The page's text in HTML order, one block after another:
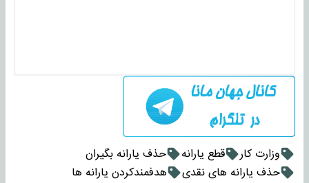
وزارت کار قطع یارانه
حذف یارانه بگیران
حذف یارانه های نقدی
هدفمندکردن یارانه ها